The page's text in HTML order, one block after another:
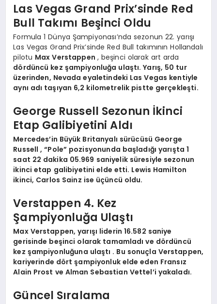
Las Vegas Grand Prix’sinde Red
Bull Takımı Beşinci Oldu
Formula 1 Dünya Şampiyonası’nda sezonun 22. yarışı
Las Vegas Grand Prix’sinde Red Bull takımının Hollandalı
pilotu Max Verstappen , beşinci olarak art arda
dördüncü kez şampiyonluğa ulaştı. Yarış, 50 tur
üzerinden, Nevada eyaletindeki Las Vegas kentiyle
aynı adı taşıyan 6,2 kilometrelik pistte gerçekleşti.
George Russell Sezonun İkinci
Etap Galibiyetini Aldı
Mercedes’in Büyük Britanyalı sürücüsü George
Russell, “Pole” pozisyonunda başladığı yarışta 1
saat 22 dakika 05.969 saniyelik süresiyle sezonun
ikinci etap galibiyetini elde etti. Lewis Hamilton
ikinci, Carlos Sainz ise üçüncü oldu.
Verstappen 4. Kez
Şampiyonluğa Ulaştı
Max Verstappen, yarışı liderin 16.582 saniye
gerisinde beşinci olarak tamamladı ve dördüncü
kez şampiyonluğuna ulaştı . Bu sonuçla Verstappen,
kariyerinde dört şampiyonluk elde eden Fransız
Alain Prost ve Alman Sebastian Vettel’i yakaladı.
Güncel Sıralama